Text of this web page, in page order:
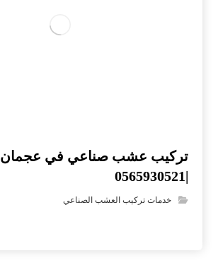
تركيب عشب صناعي في عجمان
|0565930521
خدمات تركيب العشب الصناعي